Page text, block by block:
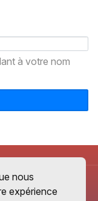
à votre nom
nous
expérience